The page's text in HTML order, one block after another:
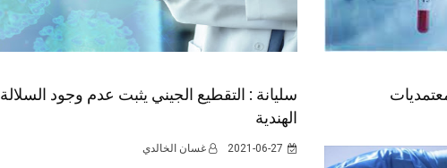
سليانة : التقطيع الجيني يثبت عدم وجود السلالة
الهندية
2021-06-27 غسان الخالدي